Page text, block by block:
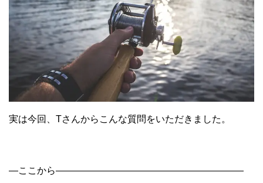
実は今回、Tさんからこんな質問をいただきました。
―ここから――――――――――――――――――――